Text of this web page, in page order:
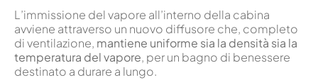
L’immissione del vapore all’interno della cabina
avviene attraverso un nuovo diffusore che, completo
di ventilazione, mantiene uniforme sia la densità sia la
temperatura del vapore, per un bagno di benessere
destinato a durare a lungo.